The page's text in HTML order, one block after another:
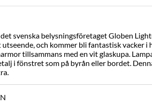
svenska belysningsföretaget Globen
och kommer bli fantastisk vacker i
tillsammans med en vit glaskupa.
i fönstret som på byrån eller bordet.